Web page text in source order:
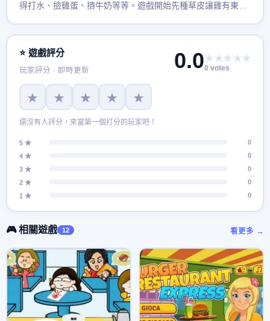
得打水、撿雞蛋、擠牛奶等等。遊戲開始先種草皮讓雞有東西
左下角的推車就可以送到市場賣喔！每一關都有限制時間，如
果可以在時間內達到目標就可以獲得金獎盃，難度會越來越
高，中途會有獅子要來偷吃你的雞或是其他家禽，要快速的點
獅子他會變成一個籠子，就可以拿到市場賣錢，快一起來經營
這片農場吧！
⭐ 遊戲評分
玩家評分 · 即時更新 0.0★★★★★
0 votes
★ ★ ★ ★ ★
還沒有人評分，來當第一個打分的玩家吧！
5 ★
0
4 ★
0
3 ★
0
2 ★
0
1 ★
0
🎮 相關遊戲 12 看更多 →